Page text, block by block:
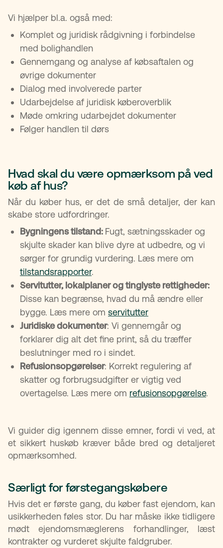
Vi hjælper bl.a. også med:
Komplet og juridisk rådgivning i forbindelse
med bolighandlen
Gennemgang og analyse af købsaftalen og
øvrige dokumenter
Dialog med involverede parter
Udarbejdelse af juridisk køberoverblik
Møde omkring udarbejdet dokumenter
Følger handlen til dørs
Hvad skal du være opmærksom på ved
køb af hus?
Når du køber hus, er det de små detaljer, der kan
skabe store udfordringer.
Bygningens tilstand: Fugt, sætningsskader og
skjulte skader kan blive dyre at udbedre, og vi
sørger for grundig vurdering. Læs mere om
tilstandsrapporter.
Servitutter, lokalplaner og tinglyste rettigheder:
Disse kan begrænse, hvad du må ændre eller
bygge. Læs mere om servitutter
Juridiske dokumenter: Vi gennemgår og
forklarer dig alt det fine print, så du træffer
beslutninger med ro i sindet.
Refusionsopgørelser: Korrekt regulering af
skatter og forbrugsudgifter er vigtig ved
overtagelse. Læs mere om refusionsopgørelse.
Vi guider dig igennem disse emner, fordi vi ved, at
et sikkert huskøb kræver både bred og detaljeret
opmærksomhed.
Særligt for førstegangskøbere
Hvis det er første gang, du køber fast ejendom, kan
usikkerheden føles stor. Du har måske ikke tidligere
mødt ejendomsmæglerens forhandlinger, læst
kontrakter og vurderet skjulte faldgruber.